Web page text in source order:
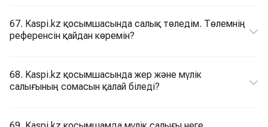
67. Kaspi.kz қосымшасында салық төледім. Төлемнің
референсін қайдан көремін?
68. Kaspi.kz қосымшасында жер және мүлік
салығының сомасын қалай біледі?